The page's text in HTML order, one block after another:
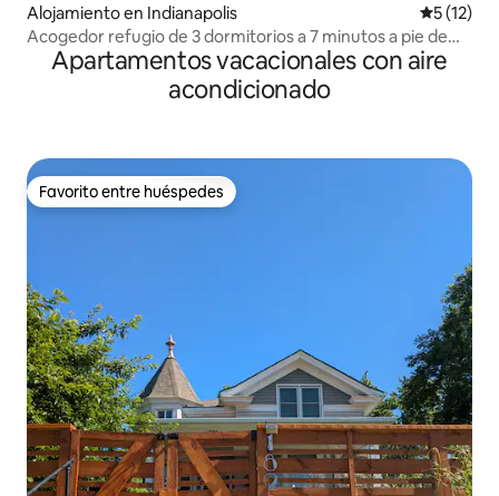
Alojamiento en Indianapolis
5 (12)
Acogedor refugio de 3 dormitorios a 7 minutos a pie de
UIndy, cerca del centro de la ciudad
Apartamentos vacacionales con aire
acondicionado
Favorito entre huéspedes
Favorito entre huéspedes